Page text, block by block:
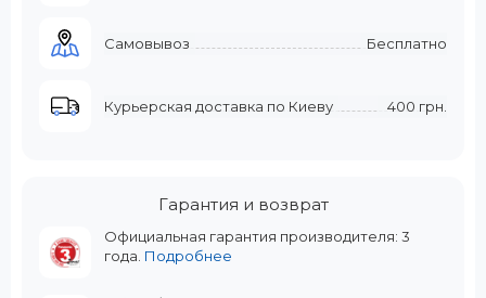
Самовывоз Бесплатно
Курьерская доставка по Киеву 400 грн.
Гарантия и возврат
Официальная гарантия производителя: 3
года. Подробнее